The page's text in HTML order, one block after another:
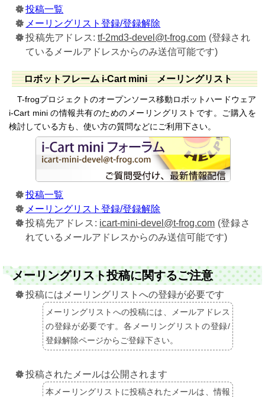
投稿一覧
メーリングリスト登録/登録解除
投稿先アドレス:tf-2md3-devel@t-frog.com (登録され
ているメールアドレスからのみ送信可能です)
ロボットフレーム i-Cart mini メーリングリスト
T-frogプロジェクトのオープンソース移動ロボットハードウェア
i-Cart mini の情報共有のためのメーリングリストです。ご購入を
検討している方も、使い方の質問などにご利用下さい。
投稿一覧
メーリングリスト登録/登録解除
投稿先アドレス: icart-mini-devel@t-frog.com (登録さ
れているメールアドレスからのみ送信可能です)
メーリングリスト投稿に関するご注意
投稿にはメーリングリストへの登録が必要です
メーリングリストへの投稿には、メールアドレス
の登録が必要です。各メーリングリストの登録/
登録解除ページからご登録下さい。
投稿されたメールは公開されます
本メーリングリストに投稿されたメールは、情報